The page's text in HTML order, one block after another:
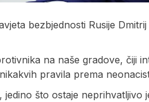
bezbjednosti Rusije
na naše gradove, čiji
pravila prema
jedino što ostaje neprihvatljivo